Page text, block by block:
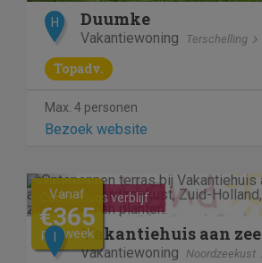
H Duumke
Vakantiewoning Terschelling
Topadv.
Max. 4 personen
Bezoek website
Previous
Contactloos verblijf
Vanaf
€365
per weekVakantiehuis aan zee
Vakantiewoning Noordzeekust